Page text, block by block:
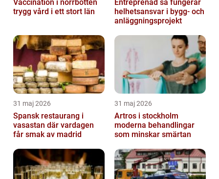
Vaccination i norrbotten
trygg vård i ett stort län
Entreprenad så fungerar
helhetsansvar i bygg- och
anläggningsprojekt
31 maj 2026
Spansk restaurang i
vasastan där vardagen
får smak av madrid
31 maj 2026
Artros i stockholm
moderna behandlingar
som minskar smärtan